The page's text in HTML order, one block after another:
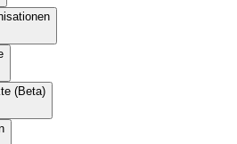
(Beta)